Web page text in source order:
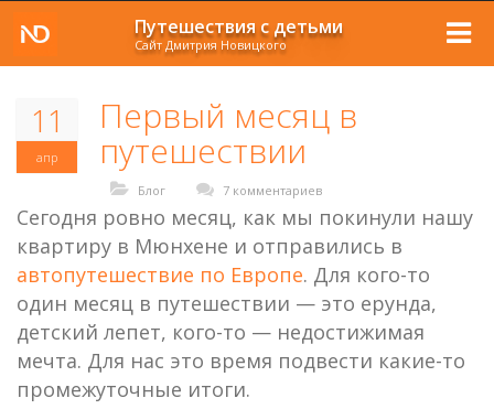
Путешествия с детьми
Сайт Дмитрия Новицкого
11
апр
Первый месяц в
путешествии
Блог 7 комментариев
Сегодня ровно месяц, как мы покинули нашу
квартиру в Мюнхене и отправились в
автопутешествие по Европе. Для кого-то
один месяц в путешествии — это ерунда,
детский лепет, кого-то — недостижимая
мечта. Для нас это время подвести какие-то
промежуточные итоги.